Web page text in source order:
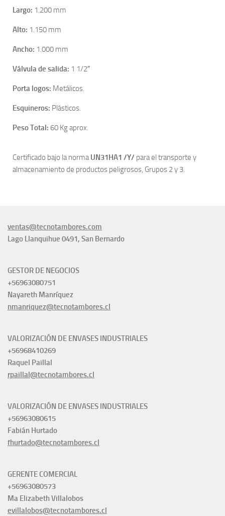
Largo: 1.200 mm
Alto: 1.150 mm
Ancho: 1.000 mm
Válvula de salida: 1 1/2″
Porta logos: Metálicos.
Esquineros: Plásticos.
Peso Total: 60 Kg aprox.
Certificado bajo la normaUN31HA1 /Y/ para el transporte y
almacenamiento de productos peligrosos, Grupos 2 y 3.
ventas@tecnotambores.com
Lago Llanquihue 0491, San Bernardo
GESTOR DE NEGOCIOS
+56963080751
Nayareth Manríquez
nmanriquez@tecnotambores.cl
VALORIZACIÓN DE ENVASES INDUSTRIALES
+56968410269
Raquel Paillal
rpaillal@tecnotambores.cl
VALORIZACIÓN DE ENVASES INDUSTRIALES
+56963080615
Fabián Hurtado
fhurtado@tecnotambores.cl
GERENTE COMERCIAL
+56963080573
Ma Elizabeth Villalobos
evillalobos@tecnotambores.cl